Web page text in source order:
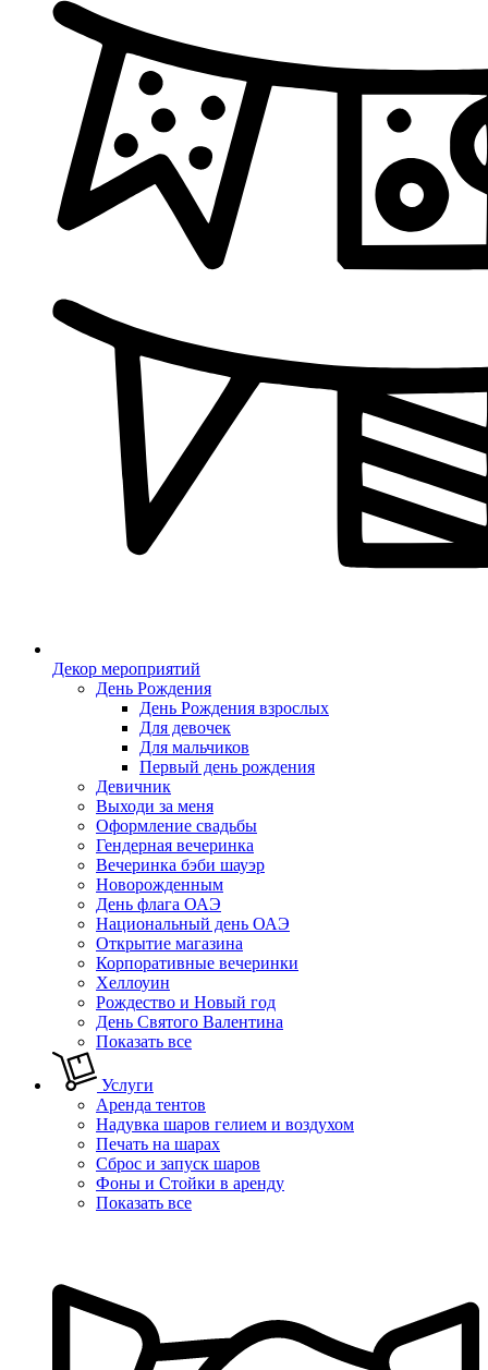
Декор мероприятий
День Рождения
День Рождения взрослых
Для девочек
Для мальчиков
Первый день рождения
Девичник
Выходи за меня
Оформление свадьбы
Гендерная вечеринка
Вечеринка бэби шауэр
Новорожденным
День флага ОАЭ
Национальный день ОАЭ
Открытие магазина
Корпоративные вечеринки
Хеллоуин
Рождество и Новый год
День Святого Валентина
Показать все
Услуги
Аренда тентов
Надувка шаров гелием и воздухом
Печать на шарах
Сброс и запуск шаров
Фоны и Стойки в аренду
Показать все